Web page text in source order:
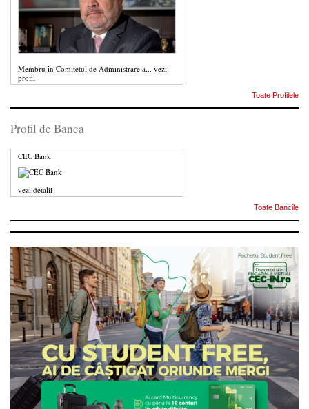
Membru în Comitetul de Administrare a... vezi
profil
Toate Profilele
Profil de Banca
CEC Bank
vezi detalii
Toate Bancile